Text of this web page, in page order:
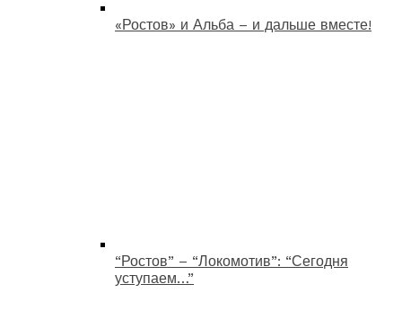
«Ростов» и Альба – и дальше вместе!
“Ростов” – “Локомотив”: “Сегодня
уступаем…”